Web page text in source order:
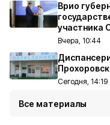
Врио
участника
Вчера, 10:44
Сегодня, 14:19
Все материалы